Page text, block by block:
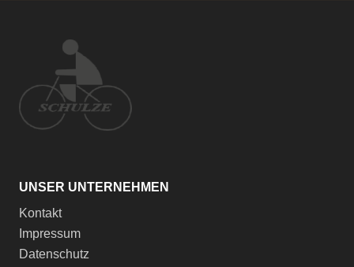
UNSER UNTERNEHMEN
Kontakt
Impressum
Datenschutz